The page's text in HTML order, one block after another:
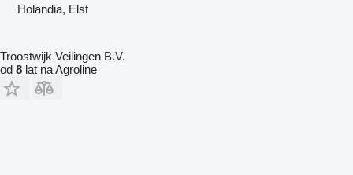
Holandia, Elst
Troostwijk Veilingen B.V.
od 8 lat na Agroline